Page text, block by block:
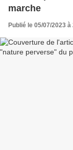
marche
Publié le 05/07/2023 à